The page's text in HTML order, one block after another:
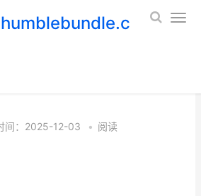
间：2025-12-03 • 阅读